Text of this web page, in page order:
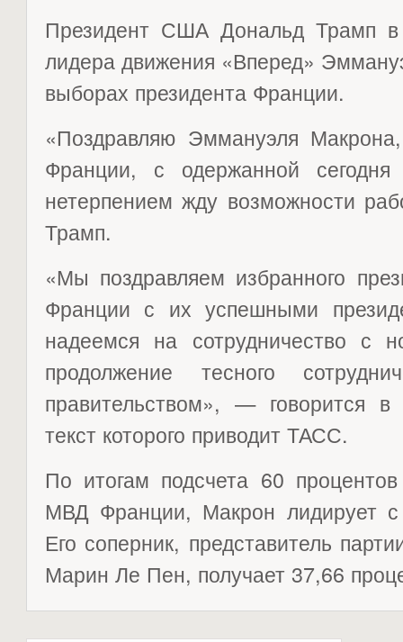
Президент США Дональд Трамп в
лидера движения «Вперед»
выборах президента Франции.
«Поздравляю Эммануэля
Франции, с одержанной
нетерпением жду возможности
Трамп.
«Мы поздравляем избранного
Франции с их успешными
надеемся на сотрудничество с
продолжение тесного
правительством», — говорится
текст которого приводит ТАСС.
По итогам подсчета 60
МВД Франции, Макрон лидирует с
Его соперник, представитель
Марин Ле Пен, получает 37,66